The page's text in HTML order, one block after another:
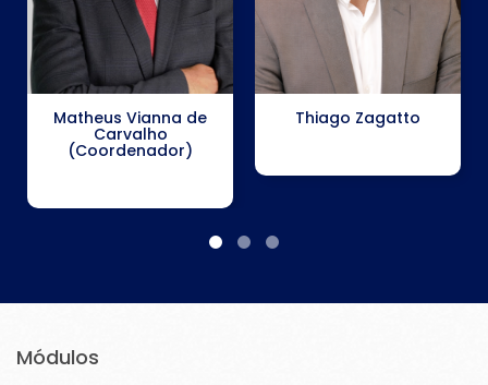
Matheus Vianna de
Carvalho
(Coordenador)
Thiago Zagatto
Módulos